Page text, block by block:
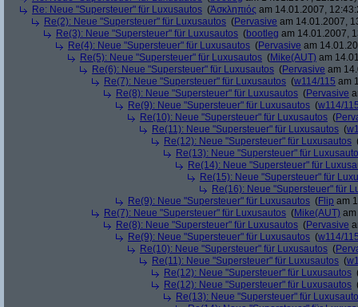
Re: Neue "Supersteuer" für Luxusautos (Ἀσκληπιός am 14.01.2007,
Re(2): Neue "Supersteuer" für Luxusautos (Pervasive am 14.01.2007,
Re(3): Neue "Supersteuer" für Luxusautos (bootleg am 14.01.2007,
Re(4): Neue "Supersteuer" für Luxusautos (Pervasive am
Re(5): Neue "Supersteuer" für Luxusautos (Mike(AUT) am
Re(6): Neue "Supersteuer" für Luxusautos (Pervasive am
Re(7): Neue "Supersteuer" für Luxusautos (w114/115 am
Re(8): Neue "Supersteuer" für Luxusautos (Pervasive
Re(9): Neue "Supersteuer" für Luxusautos (w114/
Re(10): Neue "Supersteuer" für Luxusautos (
Re(11): Neue "Supersteuer" für Luxusautos (
Re(12): Neue "Supersteuer" für Luxusautos
Re(13): Neue "Supersteuer" für
Re(14): Neue "Supersteuer" für
Re(15): Neue "Supersteuer" für
Re(16): Neue "Supersteuer" für
Re(9): Neue "Supersteuer" für Luxusautos (Flip am
Re(7): Neue "Supersteuer" für Luxusautos (Mike(AUT)
Re(8): Neue "Supersteuer" für Luxusautos (Pervasive
Re(9): Neue "Supersteuer" für Luxusautos (w114/
Re(10): Neue "Supersteuer" für Luxusautos (
Re(11): Neue "Supersteuer" für Luxusautos (
Re(12): Neue "Supersteuer" für Luxusautos
Re(12): Neue "Supersteuer" für Luxusautos
Re(13): Neue "Supersteuer" für